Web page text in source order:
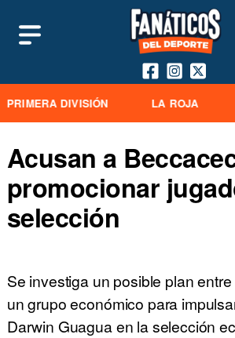
PRIMERA DIVISIÓN LA ROJA
Acusan a
promocionar
selección
Se investiga un posible plan
un grupo económico para
Darwin Guagua en la selección